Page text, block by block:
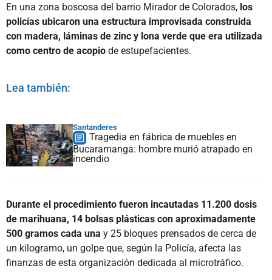
En una zona boscosa del barrio Mirador de Colorados, los
policías ubicaron una estructura improvisada construida
con madera, láminas de zinc y lona verde que era utilizada
como centro de acopio de estupefacientes.
Lea también:
Santanderes
Tragedia en fábrica de muebles en
Bucaramanga: hombre murió atrapado en
incendio
Durante el procedimiento fueron incautadas 11.200 dosis
de marihuana, 14 bolsas plásticas con aproximadamente
500 gramos cada una y 25 bloques prensados de cerca de
un kilogramo, un golpe que, según la Policía, afecta las
finanzas de esta organización dedicada al microtráfico.